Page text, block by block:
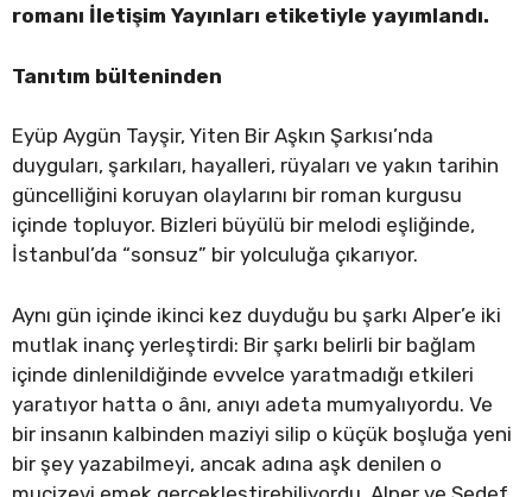
romanı İletişim Yayınları etiketiyle yayımlandı.
Tanıtım bülteninden
Eyüp Aygün Tayşir, Yiten Bir Aşkın Şarkısı’nda
duyguları, şarkıları, hayalleri, rüyaları ve yakın tarihin
güncelliğini koruyan olaylarını bir roman kurgusu
içinde topluyor. Bizleri büyülü bir melodi eşliğinde,
İstanbul’da “sonsuz” bir yolculuğa çıkarıyor.
Aynı gün içinde ikinci kez duyduğu bu şarkı Alper’e iki
mutlak inanç yerleştirdi: Bir şarkı belirli bir bağlam
içinde dinlenildiğinde evvelce yaratmadığı etkileri
yaratıyor hatta o ânı, anıyı adeta mumyalıyordu. Ve
bir insanın kalbinden maziyi silip o küçük boşluğa yeni
bir şey yazabilmeyi, ancak adına aşk denilen o